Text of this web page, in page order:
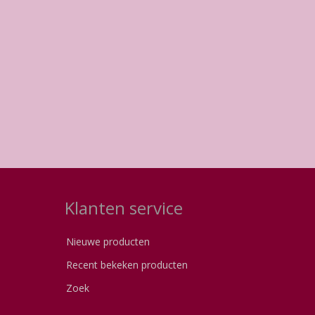
Klanten service
Nieuwe producten
Recent bekeken producten
Zoek